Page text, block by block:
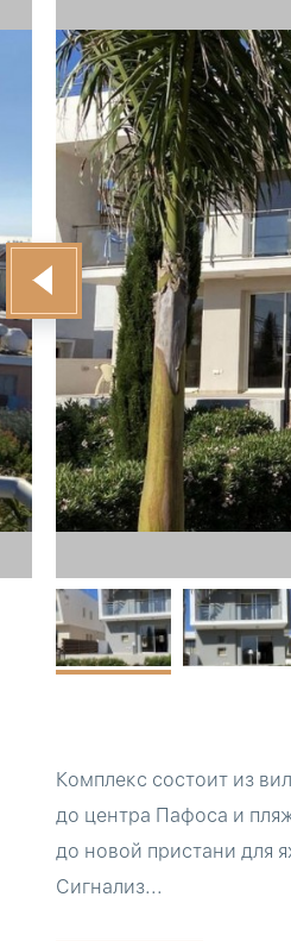
Комплекс состоит из
до центра Пафоса и
до новой пристани для
Сигнализ...